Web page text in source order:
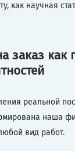
как научная
заказ как
реальной
наша
вид работ.